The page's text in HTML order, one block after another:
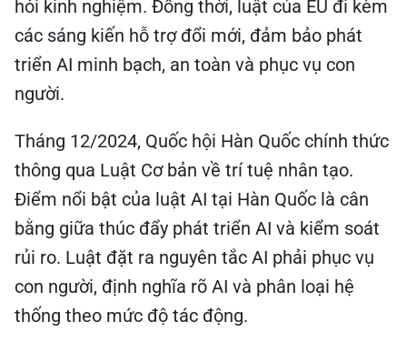
hỏi kinh nghiệm. Đồng thời, luật của EU đi kèm
các sáng kiến hỗ trợ đổi mới, đảm bảo phát
triển AI minh bạch, an toàn và phục vụ con
người.
Tháng 12/2024, Quốc hội Hàn Quốc chính thức
thông qua Luật Cơ bản về trí tuệ nhân tạo.
Điểm nổi bật của luật AI tại Hàn Quốc là cân
bằng giữa thúc đẩy phát triển AI và kiểm soát
rủi ro. Luật đặt ra nguyên tắc AI phải phục vụ
con người, định nghĩa rõ AI và phân loại hệ
thống theo mức độ tác động.